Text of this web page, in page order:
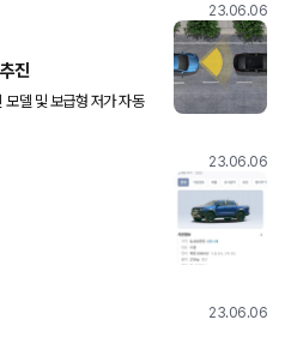
23.06.06
진
델 및 보급형 저가 자동
실을 과장하기 시작했고
23.06.06
23.06.06